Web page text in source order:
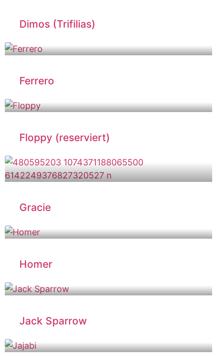
Dimos (Trifilias)
Ferrero
Floppy (reserviert)
Gracie
Homer
Jack Sparrow